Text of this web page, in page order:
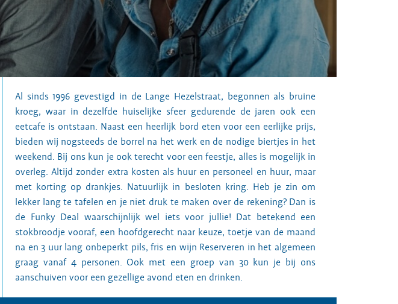
Al sinds 1996 gevestigd in de Lange Hezelstraat, begonnen als bruine
kroeg, waar in dezelfde huiselijke sfeer gedurende de jaren ook een
eetcafe is ontstaan. Naast een heerlijk bord eten voor een eerlijke prijs,
bieden wij nogsteeds de borrel na het werk en de nodige biertjes in het
weekend. Bij ons kun je ook terecht voor een feestje, alles is mogelijk in
overleg. Altijd zonder extra kosten als huur en personeel en huur, maar
met korting op drankjes. Natuurlijk in besloten kring. Heb je zin om
lekker lang te tafelen en je niet druk te maken over de rekening? Dan is
de Funky Deal waarschijnlijk wel iets voor jullie! Dat betekend een
stokbroodje vooraf, een hoofdgerecht naar keuze, toetje van de maand
na en 3 uur lang onbeperkt pils, fris en wijn Reserveren in het algemeen
graag vanaf 4 personen. Ook met een groep van 30 kun je bij ons
aanschuiven voor een gezellige avond eten en drinken.